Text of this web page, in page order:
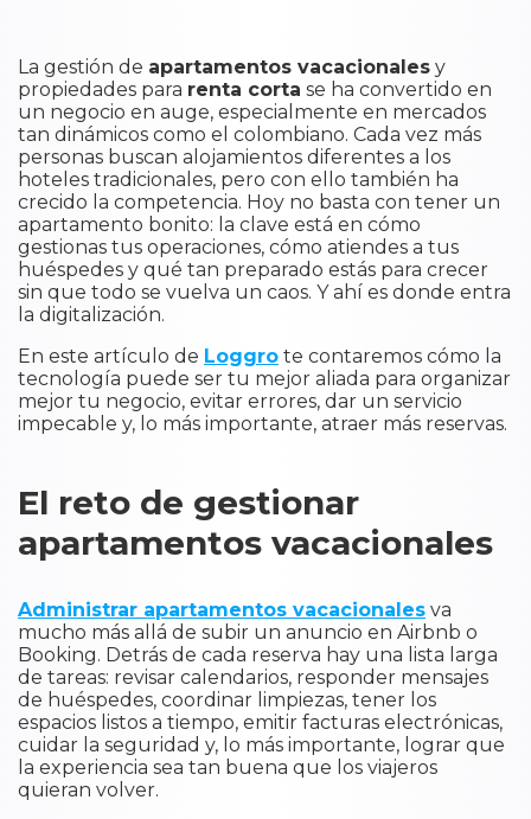
La gestión de apartamentos vacacionales y
propiedades para renta corta se ha convertido en
un negocio en auge, especialmente en mercados
tan dinámicos como el colombiano. Cada vez más
personas buscan alojamientos diferentes a los
hoteles tradicionales, pero con ello también ha
crecido la competencia. Hoy no basta con tener un
apartamento bonito: la clave está en cómo
gestionas tus operaciones, cómo atiendes a tus
huéspedes y qué tan preparado estás para crecer
sin que todo se vuelva un caos. Y ahí es donde entra
la digitalización.
En este artículo de Loggro te contaremos cómo la
tecnología puede ser tu mejor aliada para organizar
mejor tu negocio, evitar errores, dar un servicio
impecable y, lo más importante, atraer más reservas.
El reto de gestionar
apartamentos vacacionales
Administrar apartamentos vacacionales va
mucho más allá de subir un anuncio en Airbnb o
Booking. Detrás de cada reserva hay una lista larga
de tareas: revisar calendarios, responder mensajes
de huéspedes, coordinar limpiezas, tener los
espacios listos a tiempo, emitir facturas electrónicas,
cuidar la seguridad y, lo más importante, lograr que
la experiencia sea tan buena que los viajeros
quieran volver.